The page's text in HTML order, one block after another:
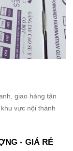
giao hàng tận
vực nội thành
- GIÁ RẺ